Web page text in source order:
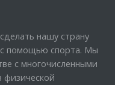
нашу страну
с помощью спорта. Мы
с многочисленными
физической